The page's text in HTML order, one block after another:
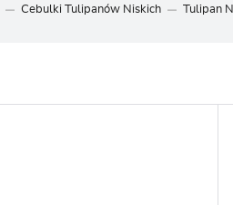
podgląd statusu
brak konieczności
Cebulki Tulipanów Niskich Tulipan